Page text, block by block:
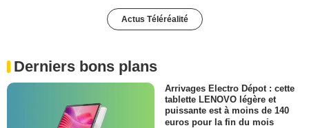
Actus Téléréalité
Derniers bons plans
Arrivages Electro Dépot : cette
tablette LENOVO légère et
puissante est à moins de 140
euros pour la fin du mois